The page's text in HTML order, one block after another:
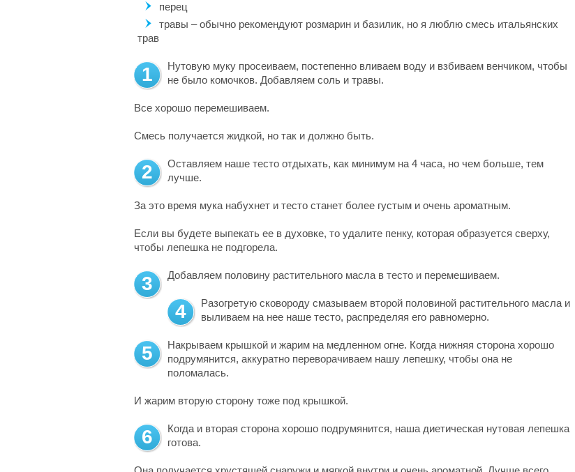
перец
травы – обычно рекомендуют розмарин и базилик, но я люблю смесь итальянских
трав
1
Нутовую муку просеиваем, постепенно вливаем воду и взбиваем венчиком, чтобы
не было комочков. Добавляем соль и травы.
Все хорошо перемешиваем.
Смесь получается жидкой, но так и должно быть.
2
Оставляем наше тесто отдыхать, как минимум на 4 часа, но чем больше, тем
лучше.
За это время мука набухнет и тесто станет более густым и очень ароматным.
Если вы будете выпекать ее в духовке, то удалите пенку, которая образуется сверху,
чтобы лепешка не подгорела.
3 Добавляем половину растительного масла в тесто и перемешиваем.
4
Разогретую сковороду смазываем второй половиной растительного масла и
выливаем на нее наше тесто, распределяя его равномерно.
5
Накрываем крышкой и жарим на медленном огне. Когда нижняя сторона хорошо
подрумянится, аккуратно переворачиваем нашу лепешку, чтобы она не
поломалась.
И жарим вторую сторону тоже под крышкой.
6
Когда и вторая сторона хорошо подрумянится, наша диетическая нутовая лепешка
готова.